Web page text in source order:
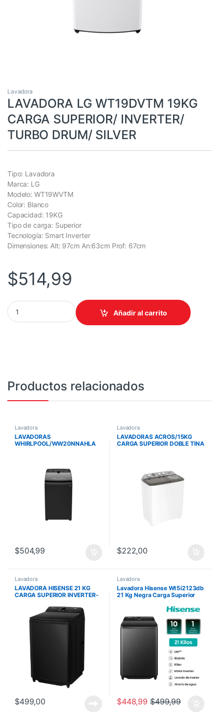
Lavadora
LAVADORA LG WT19DVTM 19KG
CARGA SUPERIOR/ INVERTER/
TURBO DRUM/ SILVER
Tipo: Lavadora
Marca: LG
Modelo: WT19WVTM
Color: Blanco
Capacidad: 19KG
Tipo de carga: Superior
Tecnología: Smart Inverter
Dimensiones: Alt: 97cm An:63cm Prof: 67cm
$514,99
LAVADORA LG WT19DVTM 19KG CARGA SUPERIOR/ INVERTER/
Añadir al carrito
Productos relacionados
Lavadora
LAVADORAS
WHIRLPOOL/WW20NNAHLA
$504,99
Lavadora
LAVADORAS ACROS/15KG
CARGA SUPERIOR DOBLE TINA
$222,00
Lavadora
LAVADORA HISENSE 21 KG
CARGA SUPERIOR INVERTER-
$499,00
Lavadora
Lavadora Hisense Wt5i2123db
21 Kg Negra Carga Superior
$448,99 $499,99